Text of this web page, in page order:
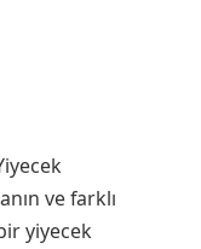
ve farklı
yiyecek